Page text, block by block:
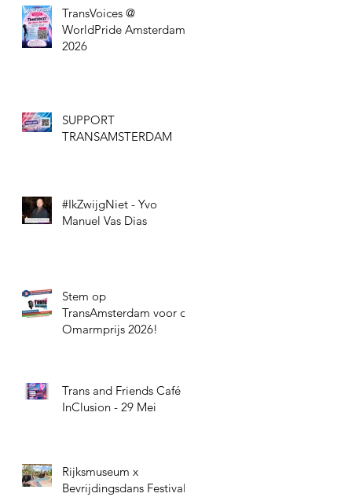
TransVoices @
WorldPride Amsterdam
2026
SUPPORT
TRANSAMSTERDAM
#IkZwijgNiet - Yvo
Manuel Vas Dias
Stem op
TransAmsterdam voor de
Omarmprijs 2026!
Trans and Friends Café
InClusion - 29 Mei
Rijksmuseum x
Bevrijdingsdans Festival